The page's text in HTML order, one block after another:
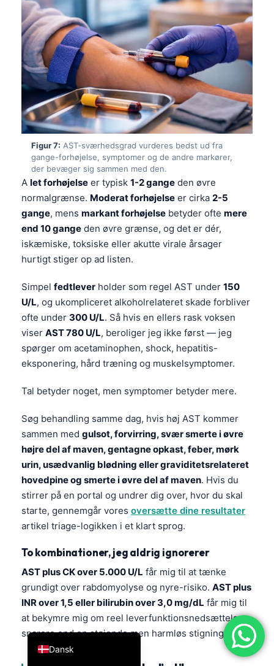
Figur 7: AST-sværhedsgrad vurderes bedst ud fra
gange-forhøjelse, symptomer og de andre markører,
der bevæger sig sammen med den.
A let forhøjelse er typisk 1-2 gange den øvre
normalgrænse. Moderat forhøjelse er cirka 2-5
gange, mens markant forhøjelse betyder ofte mere
end 10 gange den øvre grænse, og det er dér,
iskæmiske, toksiske eller akutte virale årsager
hurtigt stiger op ad listen.
Simpel fedtlever holder som regel AST under 150
U/L, og ukompliceret alkoholrelateret skade forbliver
ofte under 300 U/L. Så hvis en ellers rask voksen
viser AST 780 U/L, beroliger jeg ikke først — jeg
spørger om acetaminophen, shock, hepatitis-
eksponering, hård træning og muskelsymptomer.
Tal betyder noget, men symptomer betyder mere.
Søg behandling samme dag, hvis høj AST kommer
sammen med gulsot, forvirring, svær smerte i øvre
højre del af maven, gentagne opkast, feber, mørk
urin, usædvanlig blødning eller graviditetsrelateret
hovedpine og smerte i øvre del af maven. Hvis du
stirrer på en portal og undrer dig over, hvor du skal
starte, gennemgår vores oversætte dine resultater
artikel triage-logikken i et klart sprog.
To kombinationer, jeg aldrig ignorerer
AST plus CK over 5.000 U/L får mig til at tænke
grundigt over rabdomyolyse og nyre-risiko. AST plus
INR over 1,5 eller bilirubin over 3,0 mg/dL får mig til
at bekymre mig om reel leverfunktionsnedsættelse
snarere end en støjende men harmløs stigning.
Dansk
English
Deutsch
العربية
Français
עִבְרִית
Italiano
Español
Português
Ελληνικά
Türkçe
فارسی
Български
Nederlands
Bahasa Indonesia
Հայերեն
Íslenska
Српски језик
Svenska
Bosanski
Azərbaycan dili
Eesti
日本語
Čeština
ქართული
Русский
Lietuvių kalba
Polski
한국어